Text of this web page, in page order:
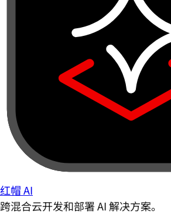
红帽 AI
跨混合云开发和部署 AI 解决方案。